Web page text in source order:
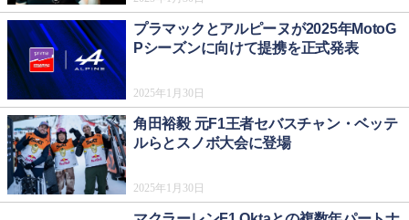
プラマックとアルピーヌが2025年MotoG
Pシーズンに向けて提携を正式発表
2025年1月30日
角田裕毅 元F1王者セバスチャン・ベッテ
ルらとスノボ大会に登場
2025年1月30日